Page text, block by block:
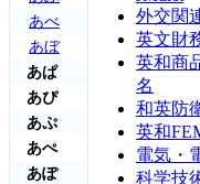
あべ
あぼ
あぱ
あぴ
あぷ
あぺ
あぽ
外交関
英文財
英和商
名
和英防
英和
電気・
科学技